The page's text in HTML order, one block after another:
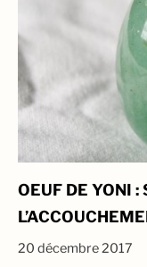
OEUF DE YONI :
20 décembre 2017